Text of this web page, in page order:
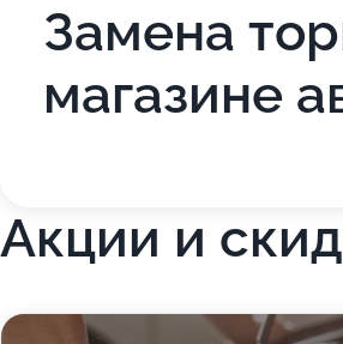
Замена
магазине
Акции и